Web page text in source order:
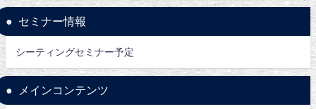
セミナー情報
シーティングセミナー予定
メインコンテンツ